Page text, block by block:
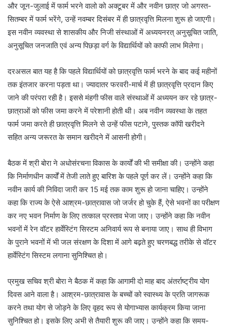
और जून-जुलाई में फार्म भरने वालो को अक्टूबर में और नवीन छात्र जो अगस्त-
सितम्बर में फार्म भरेंगे, उन्हें नवम्बर दिसंबर में ही छात्रवृत्ति मिलना शुरू हो जाएगी।
इस नवीन व्यवस्था से शासकीय और निजी संस्थाओं में अध्ययनरत् अनुसूचित जाति,
अनुसूचित जनजाति एवं अन्य पिछड़ा वर्ग के विद्यार्थियों को काफी लाभ मिलेगा।
दरअसल बात यह है कि पहले विद्यार्थियों को छात्रवृत्ति फार्म भरने के बाद कई महीनों
तक इंतजार करना पड़ता था। ज्यादातर फरवरी-मार्च में ही छात्रवृत्ति प्रदान किए
जाने की परंपरा रही है। इससे मंहगी फीस वाले संस्थाओं में अध्ययन कर रहे छात्र-
छात्राओं को फीस जमा करने में परेशानी होती थी। अब नवीन व्यवस्था के तहत
फार्म जमा करते ही छात्रवृत्ति मिलने से उन्हें फीस पटाने, पुस्तक कॉपी खरीदने
सहित अन्य जरूरत के समान खरीदने में आसनी होगी।
बैठक में श्री बोरा ने अधोसंरचना विकास के कार्यों की भी समीक्षा की। उन्होंने कहा
कि निर्माणधीन कार्यों में तेजी लाते हुए बारिश के पहले पूर्ण कर लें। उन्होंने कहा कि
नवीन कार्य की निविदा जारी कर 15 मई तक काम शुरू हो जाना चाहिए। उन्होंने
कहा कि राज्य के ऐसे आश्रम-छात्रावास जो जर्जर हो चुके हैं, ऐसे भवनों का परीक्षण
कर नए भवन निर्माण के लिए तत्काल प्रस्ताव भेजा जाए। उन्होंने कहा कि नवीन
भवनों में रेन वॉटर हार्वेस्टिंग सिस्टम अनिवार्य रूप से बनाया जाए। साथ ही विभाग
के पुराने भवनों में भी जल संरक्षण के दिशा में आगे बढ़ते हुए चरणबद्ध तरीके से वॉटर
हार्वेस्टिंग सिस्टम लगाना सुनिश्चित हो।
प्रमुख सचिव श्री बोरा ने बैठक में कहा कि आगामी दो माह बाद अंतर्राष्ट्रीय योग
दिवस आने वाला है। आश्रम-छात्रावास के बच्चों को स्वास्थ्य के प्रति जागरूक
करने तथा योग से जोड़ने के लिए वृहद रूप से योगाभ्यास कार्यक्रम किया जाना
सुनिश्चित हो। इसके लिए अभी से तैयारी शुरू की जाए। उन्होंने कहा कि समय-